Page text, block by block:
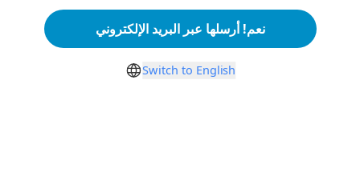
نعم! أرسلها عبر البريد الإلكتروني
Switch to English